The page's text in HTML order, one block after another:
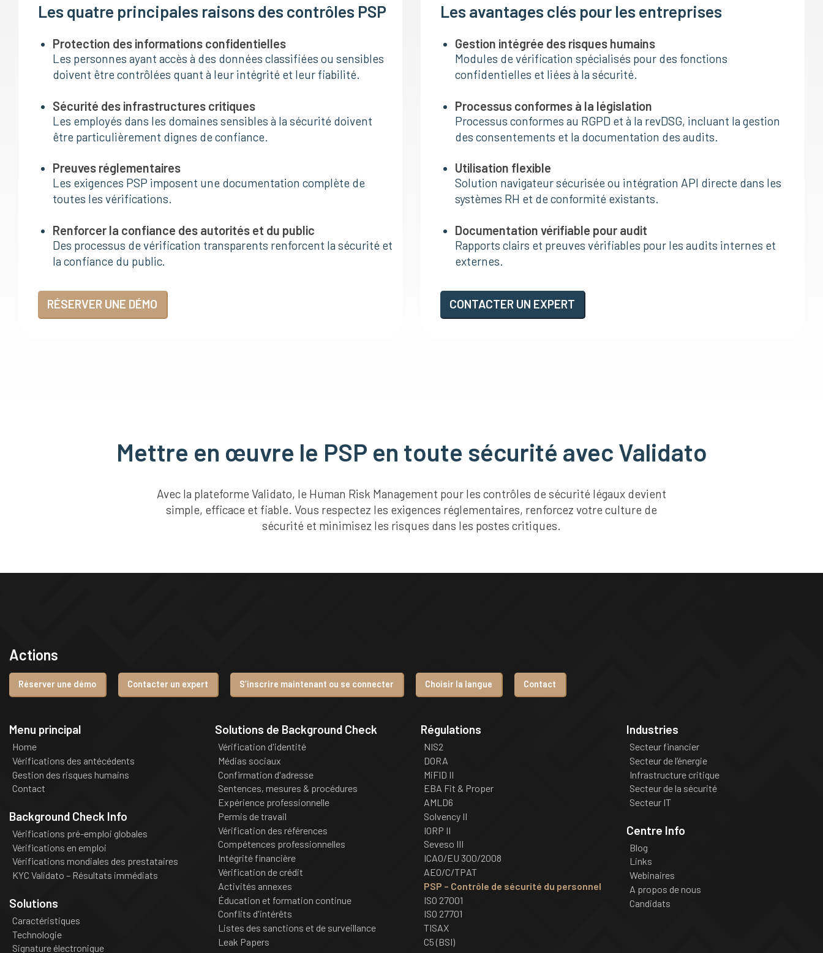
Les quatre principales raisons des contrôles PSP
Protection des informations confidentielles
Les personnes ayant accès à des données classifiées ou sensibles
doivent être contrôlées quant à leur intégrité et leur fiabilité.
Sécurité des infrastructures critiques
Les employés dans les domaines sensibles à la sécurité doivent
être particulièrement dignes de confiance.
Preuves réglementaires
Les exigences PSP imposent une documentation complète de
toutes les vérifications.
Renforcer la confiance des autorités et du public
Des processus de vérification transparents renforcent la sécurité et
la confiance du public.
RÉSERVER UNE DÉMO
Les avantages clés pour les entreprises
Gestion intégrée des risques humains
Modules de vérification spécialisés pour des fonctions
confidentielles et liées à la sécurité.
Processus conformes à la législation
Processus conformes au RGPD et à la revDSG, incluant la gestion
des consentements et la documentation des audits.
Utilisation flexible
Solution navigateur sécurisée ou intégration API directe dans les
systèmes RH et de conformité existants.
Documentation vérifiable pour audit
Rapports clairs et preuves vérifiables pour les audits internes et
externes.
CONTACTER UN EXPERT
Mettre en œuvre le PSP en toute sécurité avec Validato
Avec la plateforme Validato, le Human Risk Management pour les contrôles de sécurité légaux devient
simple, efficace et fiable. Vous respectez les exigences réglementaires, renforcez votre culture de
sécurité et minimisez les risques dans les postes critiques.
Actions
Réserver une démo Contacter un expert S’inscrire maintenant ou se connecter Choisir la langue Contact
Menu principal
Home
Vérifications des antécédents
Gestion des risques humains
Contact
Background Check Info
Vérifications pré-emploi globales
Vérifications en emploi
Vérifications mondiales des prestataires
KYC Validato – Résultats immédiats
Solutions
Caractéristiques
Technologie
Signature électronique
Solutions de Background Check
Vérification d'identité
Médias sociaux
Confirmation d'adresse
Sentences, mesures & procédures
Expérience professionnelle
Permis de travail
Vérification des références
Compétences professionnelles
Intégrité financière
Vérification de crédit
Activités annexes
Éducation et formation continue
Conflits d'intérêts
Listes des sanctions et de surveillance
Leak Papers
Régulations
NIS2
DORA
MiFID II
EBA Fit & Proper
AMLD6
Solvency II
IORP II
Seveso III
ICAO/EU 300/2008
AEO/C/TPAT
PSP – Contrôle de sécurité du personnel
ISO 27001
ISO 27701
TISAX
C5 (BSI)
Industries
Secteur financier
Secteur de l’énergie
Infrastructure critique
Secteur de la sécurité
Secteur IT
Centre Info
Blog
Links
Webinaires
A propos de nous
Candidats